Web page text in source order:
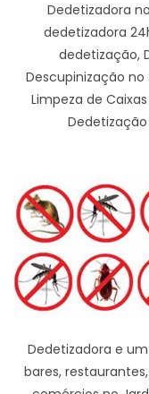
Dedetizadora
dedetizadora
dedetização,
Descupinização no
Limpeza de
Dedetização
Dedetizadora e
bares,